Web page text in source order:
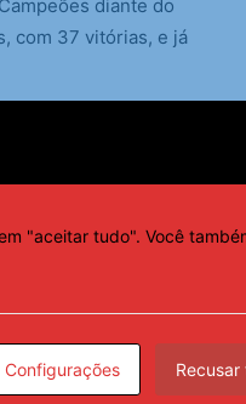
diante do
com 37 vitórias, e já
"aceitar tudo". Você
Configurações